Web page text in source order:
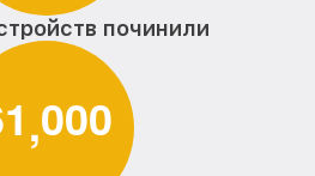
починили
1,000